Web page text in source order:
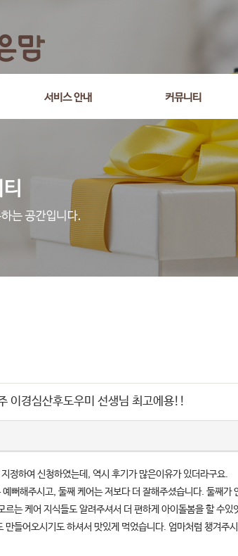
서비스 안내 커뮤니티
01-19 13:43:08' and wr_id <> '2673' order by
이경심산후도우미 선생님 최고에용!!
정하여 신청하였는데, 역시 후기가 많은이유가 있더라구요.
뻐해주시고, 둘째 케어는 저보다 더 잘해주셨습니다. 둘째가
는 케어 지식들도 알려주셔서 더 편하게 아이돌봄을 할 수
들어오시기도 하셔서 맛있게 먹었습니다. 엄마처럼 챙겨주